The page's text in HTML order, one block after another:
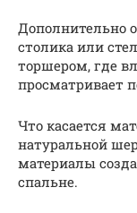
Дополнительно
столика или
торшером, где
просматривает
Что касается
натуральной
материалы
спальне.